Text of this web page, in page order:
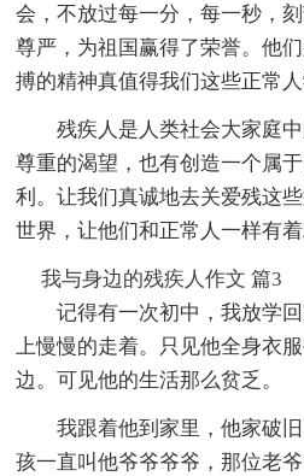
会，不放过每一分，每一秒，
尊严，为祖国赢得了荣誉。他
搏的精神真值得我们这些正常人
残疾人是人类社会大家庭
尊重的渴望，也有创造一个属
利。让我们真诚地去关爱残这
世界，让他们和正常人一样有着
我与身边的残疾人作文 篇3
记得有一次初中，我放学
上慢慢的走着。只见他全身衣
边。可见他的生活那么贫乏。
我跟着他到家里，他家破
孩一直叫他爷爷爷爷，那位老